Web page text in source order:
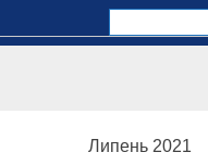
Липень 2021